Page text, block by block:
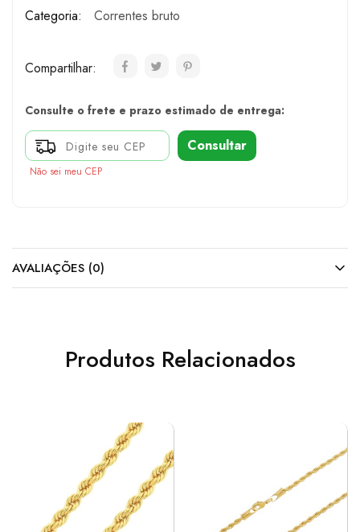
Categoria:
Correntes bruto
Compartilhar:
Consulte o frete e prazo estimado de entrega:
Consultar
Não sei meu CEP
AVALIAÇÕES (0)
Produtos Relacionados